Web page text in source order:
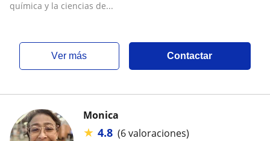
química y la ciencias de...
ver más Contactar
Monica
★ 4.8 (6 valoraciones)